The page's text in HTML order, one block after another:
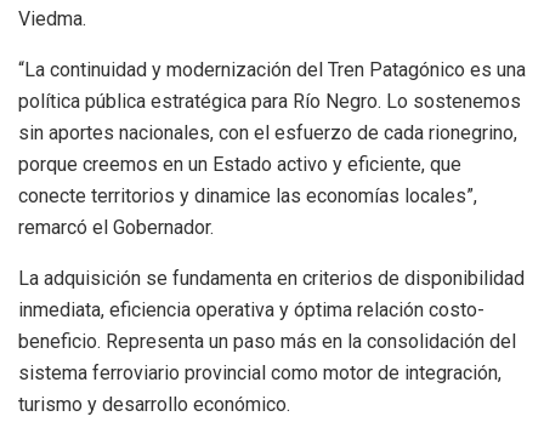
Viedma.
“La continuidad y modernización del Tren Patagónico es una
política pública estratégica para Río Negro. Lo sostenemos
sin aportes nacionales, con el esfuerzo de cada rionegrino,
porque creemos en un Estado activo y eficiente, que
conecte territorios y dinamice las economías locales”,
remarcó el Gobernador.
La adquisición se fundamenta en criterios de disponibilidad
inmediata, eficiencia operativa y óptima relación costo-
beneficio. Representa un paso más en la consolidación del
sistema ferroviario provincial como motor de integración,
turismo y desarrollo económico.